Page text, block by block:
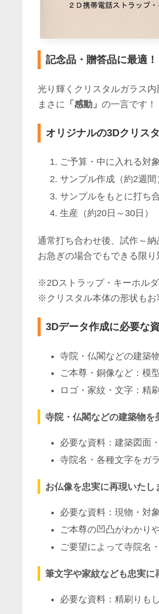
記念品・贈答品に最適！
光り輝くクリスタルガラス内
まさに 「感動」 の一言です！
オリジナルの3Dクリス
ご予算・中に入れる対
サンプル作成（約2週
サンプルをもとに打ち
生産（約20日～30日）
通常打ち合わせ後、試作～納
お急ぎの場合でもできる限
※2Dストラップ・キーホルダ
※クリスタル本体の形状もお
3Dデータ作成に必要な
寺院・仏閣などの建築
ご本尊・銅像など：模
ロゴ・家紋・文字：精
寺院・仏閣などの建築物を
必要な資料：建築図面
寺院名・各種文字をガ
お仏像を忠実に再現いたし
必要な資料：現物・対
ご本尊の凹凸がわかり
ご要望によって寺院名
筆文字や家紋なども忠実に
必要な資料：精刷りも